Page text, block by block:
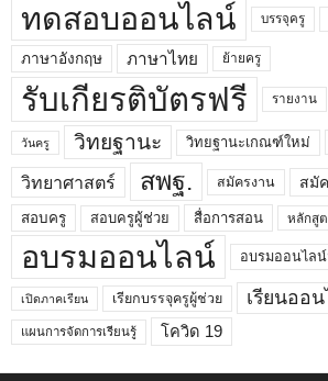
ทดสอบออนไลน์ บรรจุครู
ภาษาอังกฤษ ภาษาไทย ย้ายครู
รับเกียรติบัตรฟรี รายงาน
วันครู วิทยฐานะ วิทยฐานะเกณฑ์ใหม่
วิทยาศาสตร์ สพฐ. สมัครงาน สมั
สอบครู สอบครูผู้ช่วย สื่อการสอน หลักสู
อบรมออนไลน์ อบรมออนไล
เปิดภาคเรียน เรียกบรรจุครูผู้ช่วย เรียนออ
แผนการจัดการเรียนรู้ โควิด 19